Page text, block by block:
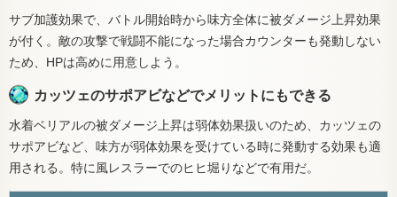
サブ加護効果で、バトル開始時から味方全体に被ダメージ上昇効果
が付く。敵の攻撃で戦闘不能になった場合カウンターも発動しない
ため、HPは高めに用意しよう。
カッツェのサポアビなどでメリットにもできる
水着ベリアルの被ダメージ上昇は弱体効果扱いのため、カッツェの
サポアビなど、味方が弱体効果を受けている時に発動する効果も適
用される。特に風レスラーでのヒヒ堀りなどで有用だ。